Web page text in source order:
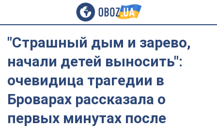
"Страшный дым и зарево,
начали детей выносить":
очевидица трагедии в
Броварах рассказала о
первых минутах после